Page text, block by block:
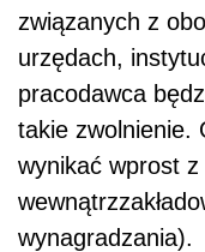
związanych z
urzędach,
pracodawca
takie zwolnienie.
wynikać wprost
wynagradzania).